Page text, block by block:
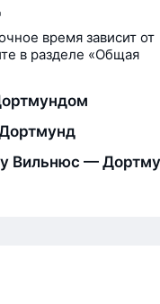
время зависит от
в разделе «Общая
Вильнюс —